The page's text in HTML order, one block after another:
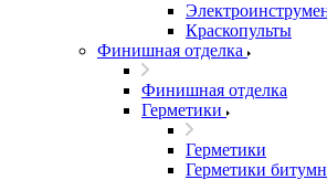
Краскопульты
Финишная отделка
Финишная отделка
Герметики
Герметики
Герметики